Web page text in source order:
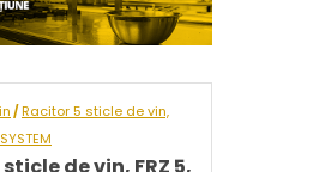
/Racitor 5 sticle de vin,